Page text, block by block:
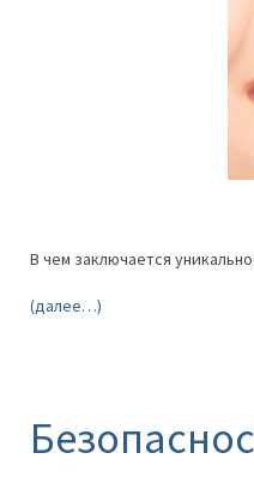
В чем заключается
(далее…)